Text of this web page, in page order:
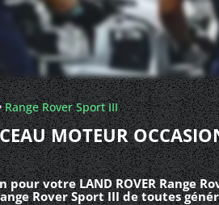
Range Rover Sport III
MOTEUR
votre LAND ROVER Range
Rover Sport III de toutes